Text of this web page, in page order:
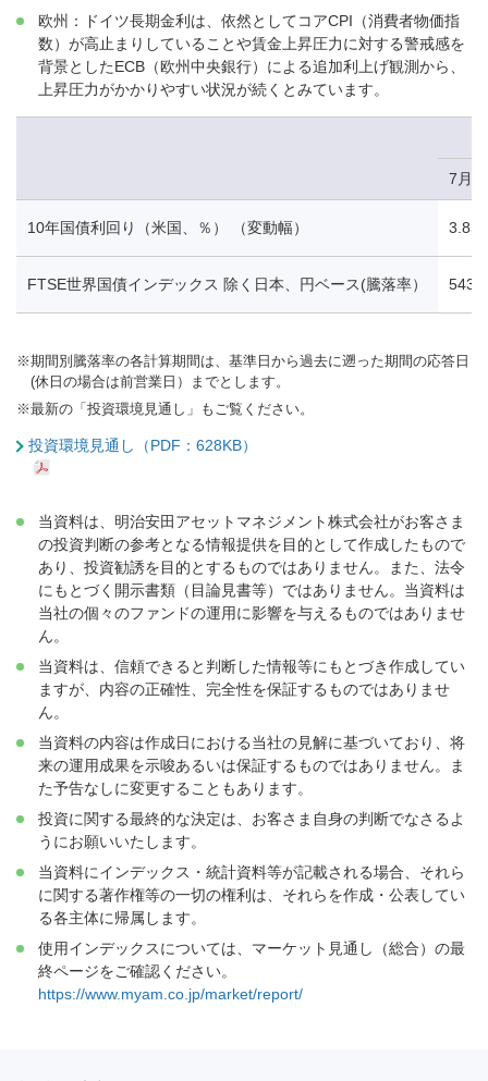
欧州：ドイツ長期金利は、依然としてコアCPI（消費者物価指
数）が高止まりしていることや賃金上昇圧力に対する警戒感を
背景としたECB（欧州中央銀行）による追加利上げ観測から、
上昇圧力がかかりやすい状況が続くとみています。
7月
10年国債利回り（米国、％） （変動幅） 3.85
FTSE世界国債インデックス 除く日本、円ベース(騰落率）
※期間別騰落率の各計算期間は、基準日から過去に遡った期間の応答日
(休日の場合は前営業日）までとします。
※最新の「投資環境見通し」もご覧ください。
投資環境見通し（PDF：628KB）
当資料は、明治安田アセットマネジメント株式会社がお客さま
の投資判断の参考となる情報提供を目的として作成したもので
あり、投資勧誘を目的とするものではありません。また、法令
にもとづく開示書類（目論見書等）ではありません。当資料は
当社の個々のファンドの運用に影響を与えるものではありませ
ん。
当資料は、信頼できると判断した情報等にもとづき作成してい
ますが、内容の正確性、完全性を保証するものではありませ
ん。
当資料の内容は作成日における当社の見解に基づいており、将
来の運用成果を示唆あるいは保証するものではありません。ま
た予告なしに変更することもあります。
投資に関する最終的な決定は、お客さま自身の判断でなさるよ
うにお願いいたします。
当資料にインデックス・統計資料等が記載される場合、それら
に関する著作権等の一切の権利は、それらを作成・公表してい
る各主体に帰属します。
使用インデックスについては、マーケット見通し（総合）の最
終ページをご確認ください。
https://www.myam.co.jp/market/report/